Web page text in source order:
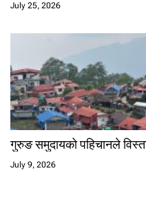
July 25, 2026
गुरुङ समुदायको पहिचानले
July 9, 2026